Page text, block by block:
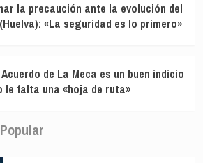
la precaución ante la evolución del
«La seguridad es lo primero»
de La Meca es un buen indicio
le falta una «hoja de ruta»